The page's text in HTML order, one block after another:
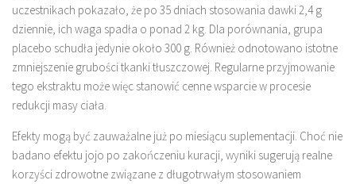
uczestnikach pokazało, że po 35 dniach stosowania dawki 2,4 g
dziennie, ich waga spadła o ponad 2 kg. Dla porównania, grupa
placebo schudła jedynie około 300 g. Również odnotowano istotne
zmniejszenie grubości tkanki tłuszczowej. Regularne przyjmowanie
tego ekstraktu może więc stanowić cenne wsparcie w procesie
redukcji masy ciała.
Efekty mogą być zauważalne już po miesiącu suplementacji. Choć nie
badano efektu jojo po zakończeniu kuracji, wyniki sugerują realne
korzyści zdrowotne związane z długotrwałym stosowaniem